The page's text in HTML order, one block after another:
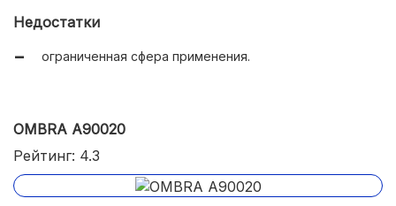
Недостатки
ограниченная сфера применения.
OMBRA A90020
Рейтинг: 4.3